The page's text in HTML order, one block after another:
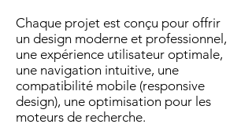
Chaque projet est conçu pour offrir
un design moderne et professionnel,
une expérience utilisateur optimale,
une navigation intuitive, une
compatibilité mobile (responsive
design), une optimisation pour les
moteurs de recherche.